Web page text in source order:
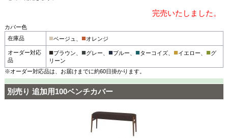
完売いたしました。
カバー色
在庫品
■ベージュ、 ■オレンジ
オーダー対応
品
■ブラウン、 ■グレー、 ■ブルー、 ■ターコイズ、 ■イエロー、 ■グ
リーン
※オーダー対応品は、お届けまでに約60日掛かります。
別売り 追加用100ベンチカバー